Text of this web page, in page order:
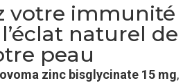
votre immunité
naturel de
peau
zinc bisglycinate 15 mg,